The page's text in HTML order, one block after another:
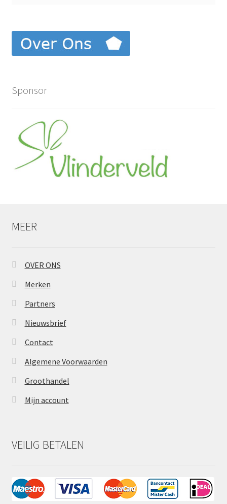
Sponsor
MEER
OVER ONS
Merken
Partners
Nieuwsbrief
Contact
Algemene Voorwaarden
Groothandel
Mijn account
VEILIG BETALEN